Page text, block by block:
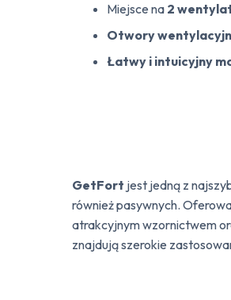
Miejsce na 2
Otwory
Łatwy i intuicyjny
GetFort jest jedną z
również pasywnych.
atrakcyjnym wzornictwem
znajdują szerokie